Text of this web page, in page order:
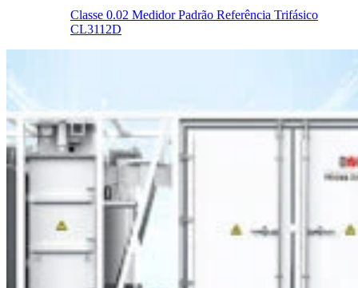
Classe 0.02 Medidor Padrão Referência Trifásico
CL3112D